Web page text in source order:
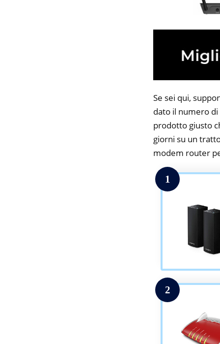
Se sei qui,
dato il numero
prodotto giusto
giorni su un
modem router
1
2